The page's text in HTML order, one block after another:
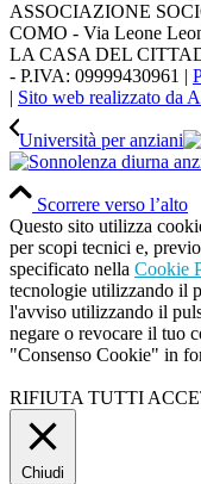
ASSOCIAZIONE
COMO - Via Leone
LA CASA DEL
- P.IVA: 09999430961 |
| Sito web realizzato da
Università per anziani
Scorrere verso l’alto
Questo sito utilizza
per scopi tecnici e,
specificato nella Cookie
tecnologie utilizzando il
l'avviso utilizzando il
negare o revocare il tuo
"Consenso Cookie" in
RIFIUTA TUTTI
Chiudi